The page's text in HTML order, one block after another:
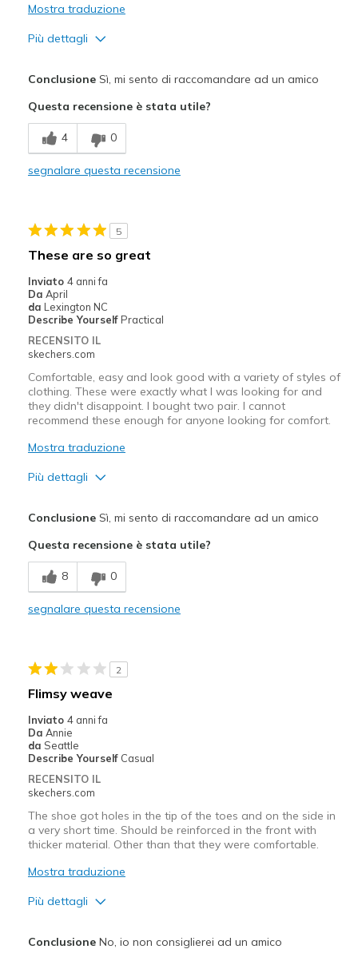
Mostra traduzione
Più dettagli
Cushions Impact
Stable
Casual Wear
Work
Width
Sizing
ConclusioneSì, mi sento di raccomandare ad un amico
Questa recensione è stata utile?
4 0
segnalare questa recensione
5
These are so great
Inviato 4 anni fa
Da April
da Lexington NC
Describe Yourself Practical
RECENSITO IL
skechers.com
Comfortable, easy and look good with a variety of styles of
clothing. These were exactly what I was looking for and
they didn't disappoint. I bought two pair. I cannot
recommend these enough for anyone looking for comfort.
Mostra traduzione
Più dettagli
Comfortable
Durable
Travel
Width
Sizing
View On Shoes
Shoes are for Wearing
ConclusioneSì, mi sento di raccomandare ad un amico
Questa recensione è stata utile?
8 0
segnalare questa recensione
2
Flimsy weave
Inviato 4 anni fa
Da Annie
da Seattle
Describe Yourself Casual
RECENSITO IL
skechers.com
The shoe got holes in the tip of the toes and on the side in
a very short time. Should be reinforced in the front with
thicker material. Other than that they were comfortable.
Mostra traduzione
Più dettagli
ConclusioneNo, io non consiglierei ad un amico